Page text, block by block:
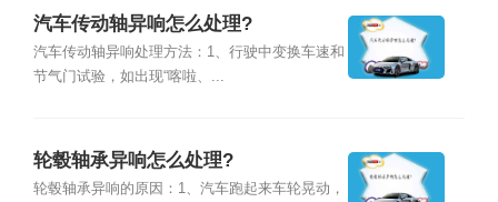
汽车传动轴异响怎么处理?
汽车传动轴异响处理方法：1、行驶中变换车速和
节气门试验，如出现“喀啦、...
轮毂轴承异响怎么处理?
轮毂轴承异响的原因：1、汽车跑起来车轮晃动，